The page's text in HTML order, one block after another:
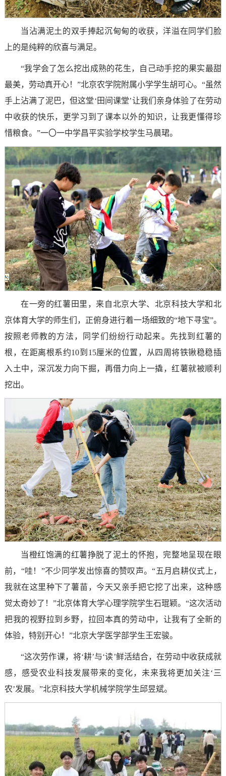
当沾满泥土的双手捧起沉甸甸的收获，洋溢在同学们脸
上的是纯粹的欣喜与满足。
“我学会了怎么挖出成熟的花生，自己动手挖的果实最甜
最美，劳动真开心！”北京农学院附属小学学生胡可心。“虽然
手上沾满了泥巴，但这堂‘田间课堂’让我们亲身体验了在劳动
中收获的快乐，更学习到了课本以外的知识，让我更懂得珍
惜粮食。”一〇一中学昌平实验学校学生马晨珺。
在一旁的红薯田里，来自北京大学、北京科技大学和北
京体育大学的师生们，正俯身进行着一场细致的“地下寻宝”。
按照老师教的方法，同学们纷纷行动起来。先找到红薯的
根，在距离根系约10到15厘米的位置，从四周将铁锹稳稳插
入土中，深沉发力向下掘，再借力向上一撬，红薯就被顺利
挖出。
当橙红饱满的红薯挣脱了泥土的怀抱，完整地呈现在眼
前，“哇！”不少同学发出惊喜的赞叹声。“五月启耕仪式上，
我就在这里种下了薯苗，今天又亲手把它挖了出来，这种感
觉太奇妙了！”北京体育大学心理学院学生石琨颖。“这次活动
把我的视野拉到乡野，拉回本真的劳动中，让我有了全新的
体验，特别开心！”北京大学医学部学生王宏骏。
“这次劳作课，将‘耕’与‘读’鲜活结合，在劳动中收获成就
感，感受农业科技发展带来的变化，未来我将更加关注‘三
农’发展。”北京科技大学机械学院学生邱昱斌。